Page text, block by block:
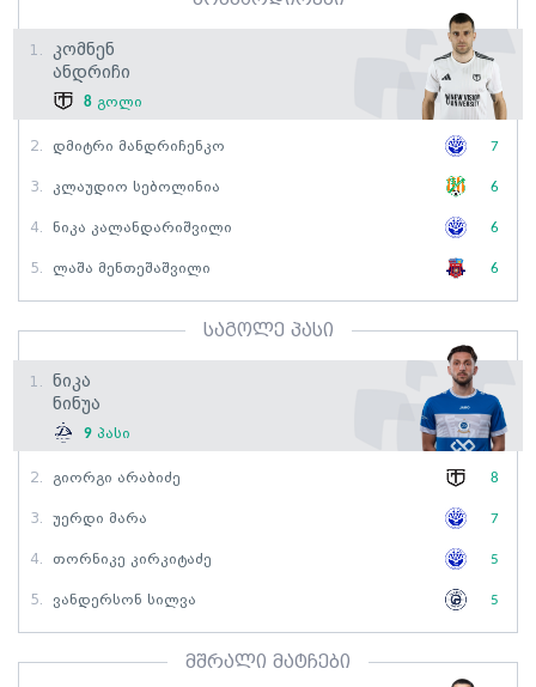
1.
Კომნენ
Ანდრიჩი
8 გოლი
2. Დმიტრი Მანდრიჩენკო 7
3. Კლაუდიო Სებოლინია 6
4. Ნიკა Კალანდარიშვილი 6
5. Ლაშა Მენთეშაშვილი 6
საგოლე პასი
1.
Ნიკა
Ნინუა
9 პასი
2. Გიორგი Არაბიძე 8
3. Უერდი Მარა 7
4. Თორნიკე Კირკიტაძე 5
5. Ვანდერსონ Სილვა 5
მშრალი მატჩები